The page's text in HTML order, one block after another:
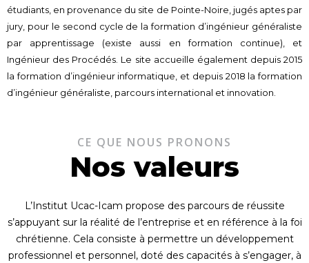
étudiants, en provenance du site de Pointe-Noire, jugés aptes par
jury, pour le second cycle de la formation d’ingénieur généraliste
par apprentissage (existe aussi en formation continue), et
Ingénieur des Procédés. Le site accueille également depuis 2015
la formation d’ingénieur informatique, et depuis 2018 la formation
d’ingénieur généraliste, parcours international et innovation.
CE QUE NOUS PRONONS
Nos valeurs
L’Institut Ucac-Icam propose des parcours de réussite
s’appuyant sur la réalité de l’entreprise et en référence à la foi
chrétienne. Cela consiste à permettre un développement
professionnel et personnel, doté des capacités à s’engager, à